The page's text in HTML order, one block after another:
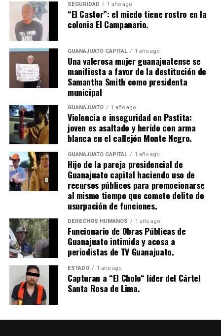
SEGURIDAD 1 año ago
“El Castor”: el miedo tiene rostro en la
colonia El Campanario.
GUANAJUATO CAPITAL 1 año ago
Una valerosa mujer guanajuatense se
manifiesta a favor de la destitución de
Samantha Smith como presidenta
municipal
GUANAJUATO 1 año ago
Violencia e inseguridad en Pastita:
joven es asaltado y herido con arma
blanca en el callejón Monte Negro.
GUANAJUATO CAPITAL 1 año ago
Hijo de la pareja presidencial de
Guanajuato capital haciendo uso de
recursos públicos para promocionarse
al mismo tiempo que comete delito de
usurpación de funciones.
DERECHOS HUMANOS 1 año ago
Funcionario de Obras Públicas de
Guanajuato intimida y acosa a
periodistas de TV Guanajuato.
ESTADO 1 año ago
Capturan a “El Cholo“ líder del Cártel
Santa Rosa de Lima.